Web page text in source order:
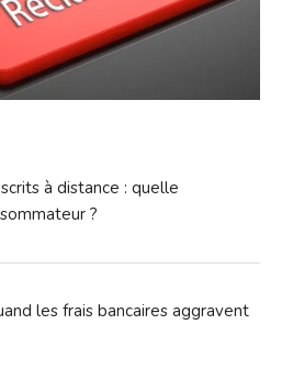
à distance : quelle
?
les frais bancaires aggravent